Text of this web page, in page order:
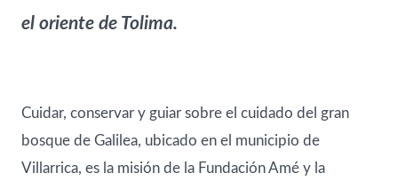
el oriente de Tolima.
Cuidar, conservar y guiar sobre el cuidado del gran
bosque de Galilea, ubicado en el municipio de
Villarrica, es la misión de la Fundación Amé y la